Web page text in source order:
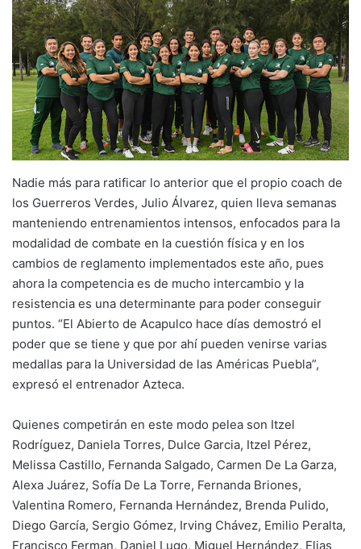
Nadie más para ratificar lo anterior que el propio coach de
los Guerreros Verdes, Julio Álvarez, quien lleva semanas
manteniendo entrenamientos intensos, enfocados para la
modalidad de combate en la cuestión física y en los
cambios de reglamento implementados este año, pues
ahora la competencia es de mucho intercambio y la
resistencia es una determinante para poder conseguir
puntos. “El Abierto de Acapulco hace días demostró el
poder que se tiene y que por ahí pueden venirse varias
medallas para la Universidad de las Américas Puebla”,
expresó el entrenador Azteca.
Quienes competirán en este modo pelea son Itzel
Rodríguez, Daniela Torres, Dulce Garcia, Itzel Pérez,
Melissa Castillo, Fernanda Salgado, Carmen De La Garza,
Alexa Juárez, Sofía De La Torre, Fernanda Briones,
Valentina Romero, Fernanda Hernández, Brenda Pulido,
Diego García, Sergio Gómez, Irving Chávez, Emilio Peralta,
Francisco Ferman, Daniel Lugo, Miguel Hernández, Elias